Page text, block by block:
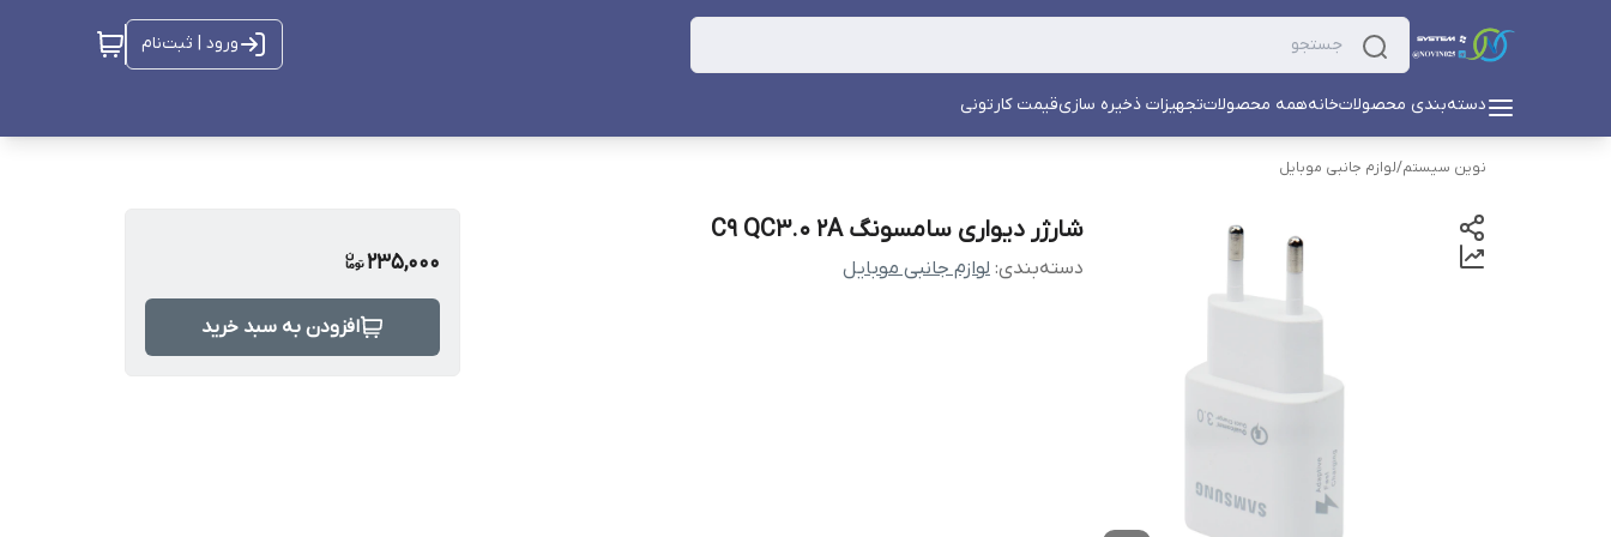
ورود | ثبت‌نام
دسته‌بندی محصولاتخانههمه محصولاتتجهیزات ذخیره سازیقیمت کارتونی
نوین سیستم/لوازم جانبی موبایل
شارژر دیواری سامسونگ C9 QC3.0 2A
دسته‌بندی: لوازم جانبی موبایل 235,000
افزودن به سبد خرید